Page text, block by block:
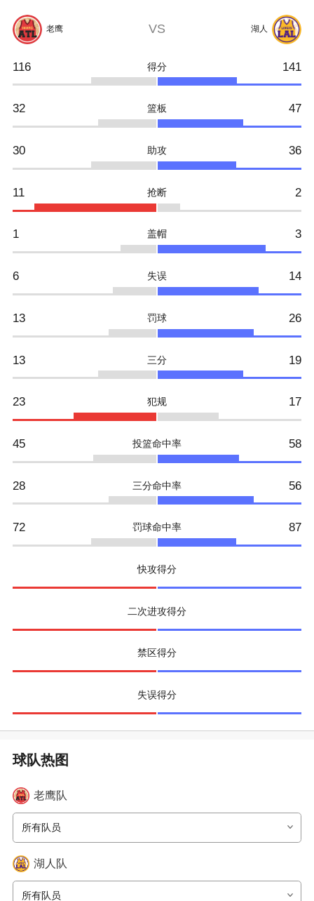
老鹰 VS 湖人
116 得分 141
32 篮板 47
30 助攻 36
11 抢断 2
1 盖帽 3
6 失误 14
13 罚球 26
13 三分 19
23 犯规 17
45 投篮命中率 58
28 三分命中率 56
72 罚球命中率 87
快攻得分
二次进攻得分
禁区得分
失误得分
老鹰队
所有队员
湖人 队
所有队员
球队热图